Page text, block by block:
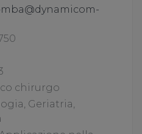
chirurgo
Geriatria,